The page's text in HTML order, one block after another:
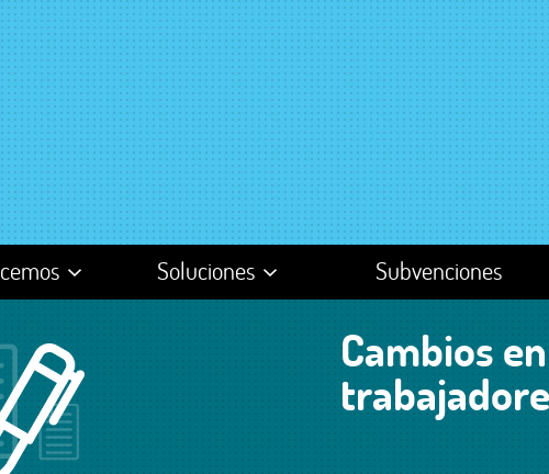
y Consultoría
de
Empresas y
Soluciones
Gran empresa /
Subvenciones
Cambios